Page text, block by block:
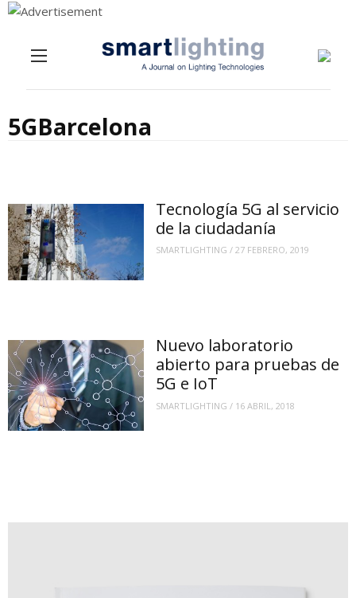
5GBarcelona
Tecnología 5G al servicio
de la ciudadanía
SMARTLIGHTING /27 FEBRERO, 2019
Nuevo laboratorio
abierto para pruebas de
5G e IoT
SMARTLIGHTING / 16 ABRIL, 2018